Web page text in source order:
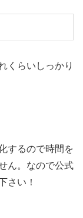
くらいしっかり
するので時間を
ん。なので公式
さい！